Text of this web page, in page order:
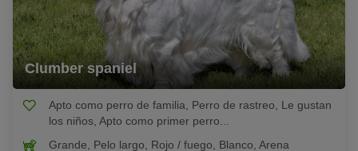
Clumber spaniel
Apto como perro de familia, Perro de rastreo, Le gustan
los niños, Apto como primer perro...
Grande, Pelo largo, Rojo / fuego, Blanco, Arena